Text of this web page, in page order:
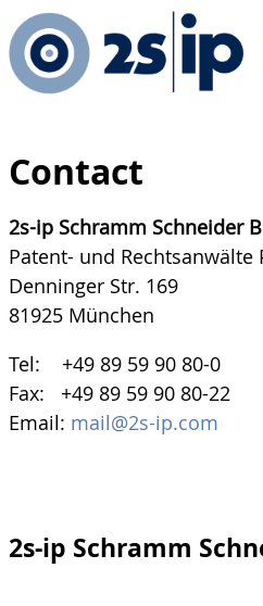
Contact
2s-ip Schramm Schneider
Patent- und Rechtsanwälte
Denninger Str. 169
81925 München
Tel: +49 89 59 90 80-0
Fax: +49 89 59 90 80-22
Email: mail@2s-ip.com
2s-ip Schramm